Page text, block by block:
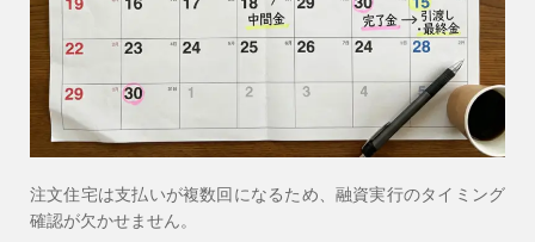
注文住宅は支払いが複数回になるため、融資実行のタイミング
確認が欠かせません。